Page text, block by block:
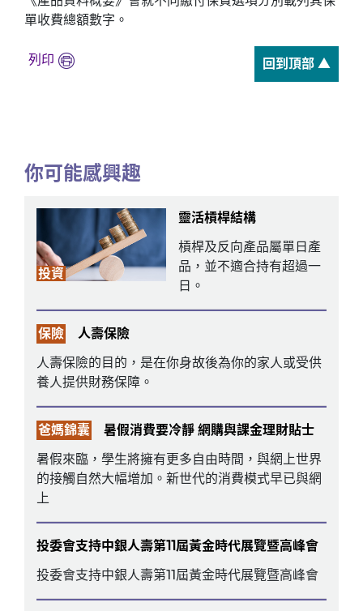
單收費總額數字。
列印 回到頂部 ▲
你可能感興趣
投資
靈活槓桿結構
槓桿及反向產品屬單日產
品，並不適合持有超過一
日。
保險
人壽保險
人壽保險的目的，是在你身故後為你的家人或受供
養人提供財務保障。
爸媽錦囊
暑假消費要冷靜 網購與課金理財貼士
暑假來臨，學生將擁有更多自由時間，與網上世界
的接觸自然大幅增加。新世代的消費模式早已與網
上
投委會支持中銀人壽第11屆黃金時代展覽暨高峰會
投委會支持中銀人壽第11屆黃金時代展覽暨高峰會